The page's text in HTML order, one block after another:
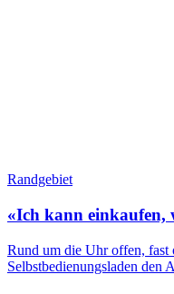
Randgebiet
«Ich kann einkaufen,
Rund um die Uhr offen, fast
Selbstbedienungsladen den